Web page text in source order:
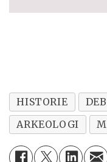
HISTORIE
ARKEOLOGI